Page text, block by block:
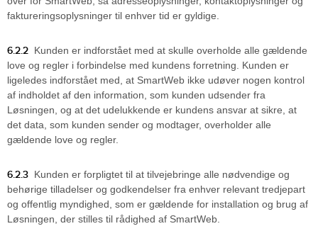
faktureringsoplysninger til enhver tid er gyldige.
6.2.2 Kunden er indforstået med at skulle overholde alle gældende
love og regler i forbindelse med kundens forretning. Kunden er
ligeledes indforstået med, at SmartWeb ikke udøver nogen kontrol
af indholdet af den information, som kunden udsender fra
Løsningen, og at det udelukkende er kundens ansvar at sikre, at
det data, som kunden sender og modtager, overholder alle
gældende love og regler.
6.2.3 Kunden er forpligtet til at tilvejebringe alle nødvendige og
behørige tilladelser og godkendelser fra enhver relevant tredjepart
og offentlig myndighed, som er gældende for installation og brug af
Løsningen, der stilles til rådighed af SmartWeb.